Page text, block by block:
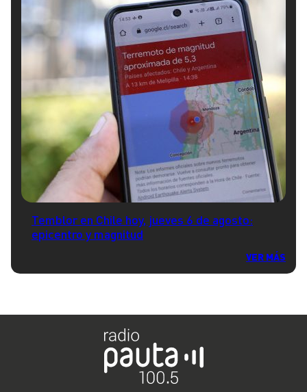
Temblor en Chile hoy, jueves 6 de agosto:
epicentro y magnitud
VER MÁS